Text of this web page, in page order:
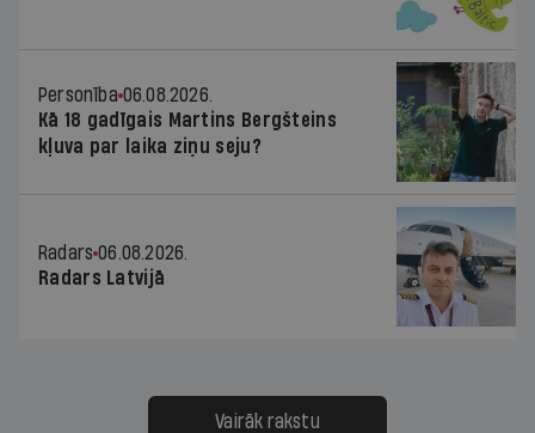
Personība 06.08.2026.
Kā 18 gadīgais Martins Bergšteins
kļuva par laika ziņu seju?
Radars 06.08.2026.
Radars Latvijā
Vairāk rakstu